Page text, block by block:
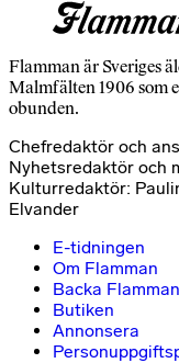
Flamman är Sveriges
Malmfälten 1906 som
obunden.
Chefredaktör och
Nyhetsredaktör och
Kulturredaktör:
Elvander
E-tidningen
Om Flamman
Backa Flamman
Butiken
Annonsera